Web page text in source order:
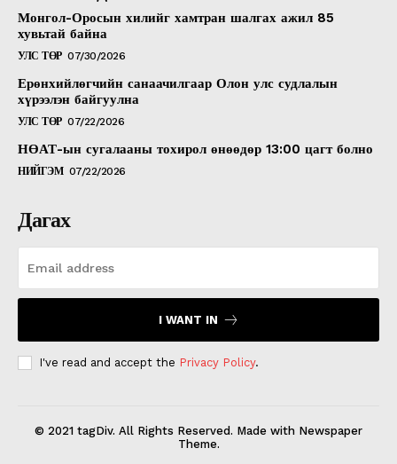
Монгол-Оросын хилийг хамтран шалгах ажил 85
хувьтай байна
УЛС ТӨР 07/30/2026
Ерөнхийлөгчийн санаачилгаар Олон улс судлалын
хүрээлэн байгуулна
УЛС ТӨР 07/22/2026
НӨАТ-ын сугалааны тохирол өнөөдөр 13:00 цагт болно
НИЙГЭМ 07/22/2026
Дагах
I WANT IN
I've read and accept the Privacy Policy.
© 2021 tagDiv. All Rights Reserved. Made with Newspaper
Theme.